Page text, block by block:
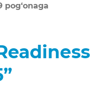
pog‘onaga